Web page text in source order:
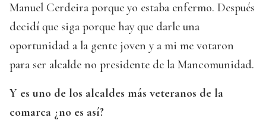
Manuel Cerdeira porque yo estaba enfermo. Después
decidí que siga porque hay que darle una
oportunidad a la gente joven y a mi me votaron
para ser alcalde no presidente de la Mancomunidad.
Y es uno de los alcaldes más veteranos de la
comarca ¿no es así?